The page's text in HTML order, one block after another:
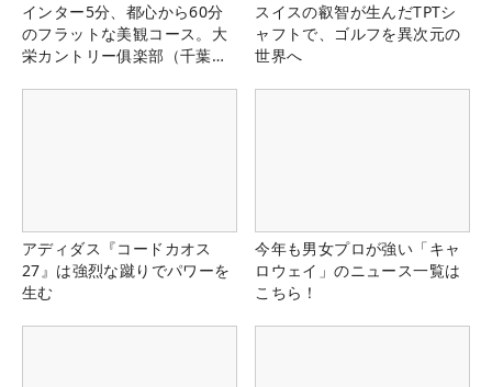
インター5分、都心から60分
のフラットな美観コース。大
栄カントリー俱楽部（千葉
スイスの叡智が生んだTPTシ
ャフトで、ゴルフを異次元の
世界へ
アディダス『コードカオス
27』は強烈な蹴りでパワーを
生む
今年も男女プロが強い「キャ
ロウェイ」のニュース一覧は
こちら！